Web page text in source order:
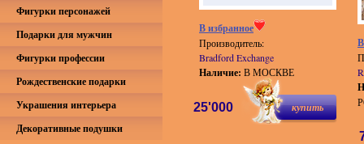
В избранное
Производитель:
Bradford Exchange
Наличие: В МОСКВЕ
купить
25'000
Фигурки персонажей
Подарки для мужчин
Фигурки профессии
Рождественские подарки
Украшения интерьера
Декоративные подушки